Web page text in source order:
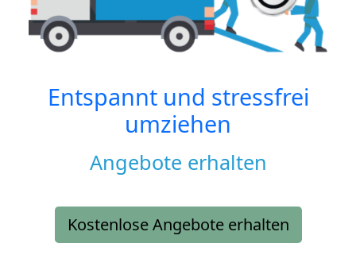
Entspannt und stressfrei
umziehen
Angebote erhalten
Kostenlose Angebote erhalten